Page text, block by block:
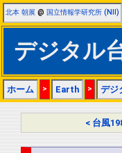
北本 朝展 @ 国立情報学研究所 (NII)
デジタル
ホーム > Earth > デジ
< 台風